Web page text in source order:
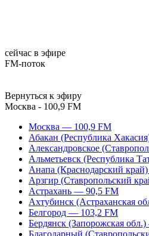
сейчас в эфире
FM-поток
Вернуться к эфиру
Москва - 100,9 FM
Москва — 100,9 FM
Абакан (Республика
Александровское
Альметьевск (Республика
Анапа (Краснодарский
Арзгир (Ставропольский
Астрахань — 90,5 FM
Ахтубинск (Астраханская
Белгород — 103,2 FM
Бердянск (Запорожская
Благодарный